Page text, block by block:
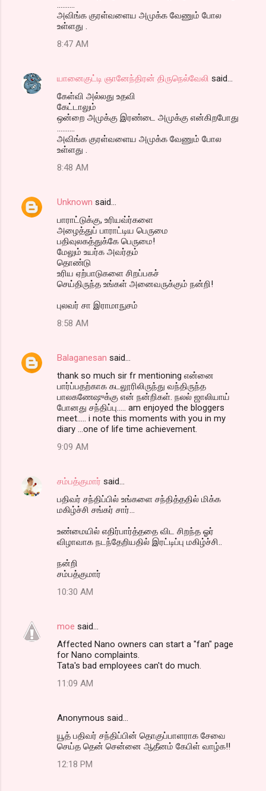
அவிங்க குரள்வளைய அமுக்க வேணும் போல
உள்ளது .
8:47 AM
யானைகுட்டி ஞானேந்திரன் திருநெல்வேலி said…
கேள்வி அல்லது உதவி
கேட்டாலும்
ஒன்றை அமுக்கு இரண்டை அமுக்கு என்கிறபோது
அவிங்க குரள்வளைய அமுக்க வேணும் போல
உள்ளது .
8:48 AM
Unknown said…
பாராட்டுக்கு, உரியவ்ர்களை
அழைத்துப் பாராட்டிய பெருமை
பதிவுலகத்துக்கே பெருமை!
மேலும் உயர்க அவர்தம்
தொண்டு
உரிய ஏற்பாடுகளை சிறப்பகச்
செய்திருந்த உங்கள் அனைவருக்கும் நன்றி!
புலவர் சா இராமாநுசம்
8:58 AM
Balaganesan said…
thank so much sir fr mentioning என்னை
பார்ப்பதற்காக கடலூரிலிருந்து வந்திருந்த
பாலகணேஷுக்கு என் நன்றிகள். நலல் ஜாலியாய்
போனது சந்திப்பு..... am enjoyed the bloggers
meet..... i note this moments with you in my
diary ...one of life time achievement.
9:09 AM
சம்பத்குமார் said…
பதிவர் சந்திப்பில் உங்களை சந்தித்ததில் மிக்க
மகிழ்ச்சி சங்கர் சார்...
உண்மையில் எதிர்பார்த்ததை விட சிறந்த ஓர்
விழாவாக நடந்தேறியதில் இரட்டிப்பு மகிழ்ச்சி..
நன்றி
சம்பத்குமார்
10:30 AM
moe said…
Affected Nano owners can start a "fan" page
for Nano complaints.
Tata's bad employees can't do much.
11:09 AM
Anonymous said…
யூத் பதிவர் சந்திப்பின் தொகுப்பாளராக சேவை
செய்த தென் சென்னை ஆதீனம் கேபிள் வாழ்க!!
12:18 PM